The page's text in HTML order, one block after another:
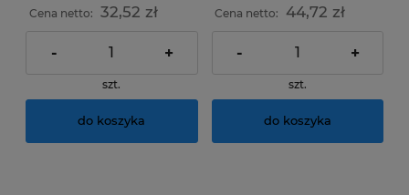
Cena netto: 32,52 zł
- +
szt.
do koszyka
Cena netto: 44,72 zł
- +
szt.
do koszyka